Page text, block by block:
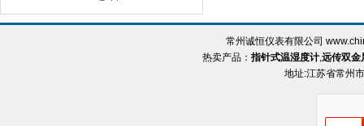
常州诚恒仪表有限公司
热卖产品：指针式温湿度计,远传双金
地址:江苏省常州